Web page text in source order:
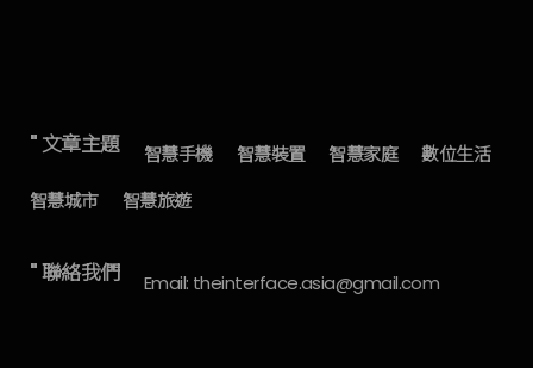
" 文章主題 智慧手機 智慧裝置 智慧家庭
數位生活
智慧城市
智慧旅遊
" 聯絡我們 Email: theinterface.asia@gmail.com